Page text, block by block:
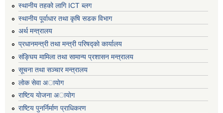
स्थानीय तहको लागि ICT ब्लग
स्थानीय पूर्वाधार तथा कृषि सडक विभाग
अर्थ मन्त्रालय
प्रधानमन्त्री तथा मन्त्री परिषद्काे कार्यालय
संङ्घिय मामिला तथा सामान्य प्रशासन मन्त्रालय
सूचना तथा सञ्चार मन्त्रालय
लाेक सेवा अायाेग
राष्टिय याेजना अायाेग
राष्टिय पुनर्निर्माण प्राधिकरण